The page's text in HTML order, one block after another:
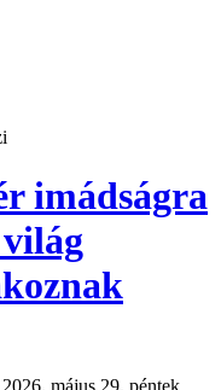
imádságra
május 29. péntek